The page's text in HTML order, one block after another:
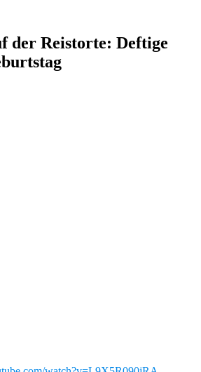
der Reistorte: Deftige